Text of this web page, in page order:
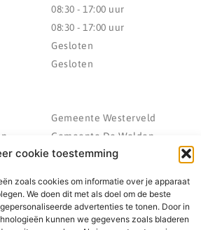
cookie toestemming
zoals cookies om informatie over je apparaat
We doen dit met als doel om de beste
advertenties te tonen. Door in
kunnen we gegevens zoals bladeren
08:30 - 17:00 uur
08:30 - 17:00 uur
Gesloten
Gesloten
Gemeente Westerveld
Gemeente De Wolden
Zwolle
Kampen
Emmeloord
Wolvega